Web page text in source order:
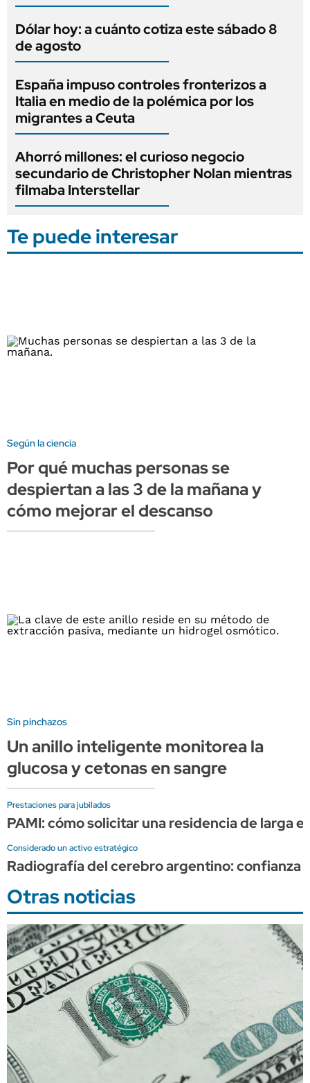
Dólar hoy: a cuánto cotiza este sábado 8
de agosto
España impuso controles fronterizos a
Italia en medio de la polémica por los
migrantes a Ceuta
Ahorró millones: el curioso negocio
secundario de Christopher Nolan mientras
filmaba Interstellar
Te puede interesar
Según la ciencia
Por qué muchas personas se
despiertan a las 3 de la mañana y
cómo mejorar el descanso
Sin pinchazos
Un anillo inteligente monitorea la
glucosa y cetonas en sangre
Prestaciones para jubilados
PAMI: cómo solicitar una residencia de larga
Considerado un activo estratégico
Radiografía del cerebro argentino: confianza
Otras noticias